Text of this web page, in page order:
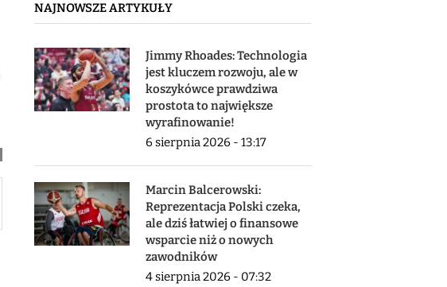
NAJNOWSZE ARTYKUŁY
Jimmy Rhoades: Technologia
jest kluczem rozwoju, ale w
koszykówce prawdziwa
prostota to największe
wyrafinowanie!
6 sierpnia 2026 - 13:17
Marcin Balcerowski:
Reprezentacja Polski czeka,
ale dziś łatwiej o finansowe
wsparcie niż o nowych
zawodników
4 sierpnia 2026 - 07:32